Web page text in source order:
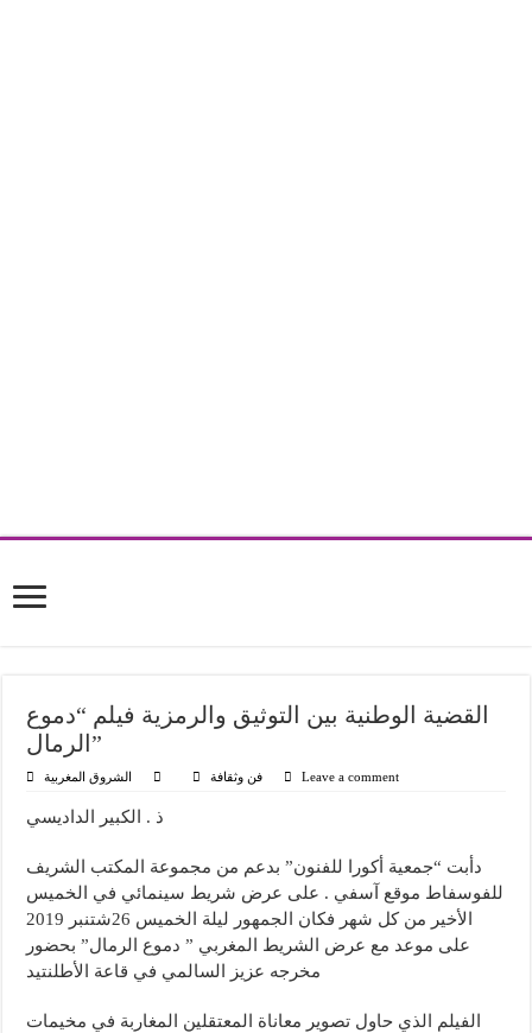
القضية الوطنية بين التوثيق والرمزية فيلم “دموع
الرمال”
الشروق المغربية فن وثقافة Leave a comment
ذ . الكبير الداديسي
دأبت “جمعية أكورا للفنون” بدعم من مجموعة المكتب الشريف
للفوسفاط موقع آسفي . على عرض شريط سينمائي في الخميس
الأخير من كل شهر فكان الجمهور ليلة الخميس 26شتنبر 2019
على موعد مع عرض الشريط المغربي ” دموع الرمال” بحضور
مخرجه عزيز السالمي في قاعة الأطلنتيد
الفيلم الذي حاول تصوير معاناة المعتقلين المغاربة في مخيمات